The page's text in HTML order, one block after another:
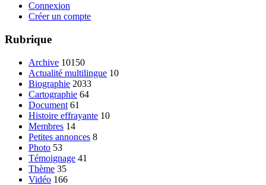
Connexion
Créer un compte
Rubrique
Archive 10150
Actualité multilingue 10
Biographie 2033
Cartographie 64
Document 61
Histoire effrayante 10
Membres 14
Petites annonces 8
Photo 53
Témoignage 41
Thème 35
Vidéo 166